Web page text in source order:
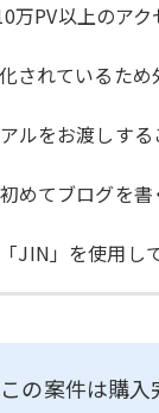
万PV以上のア
されているため
ルをお渡しする
めてブログを
JIN」を使用して
この案件は購入